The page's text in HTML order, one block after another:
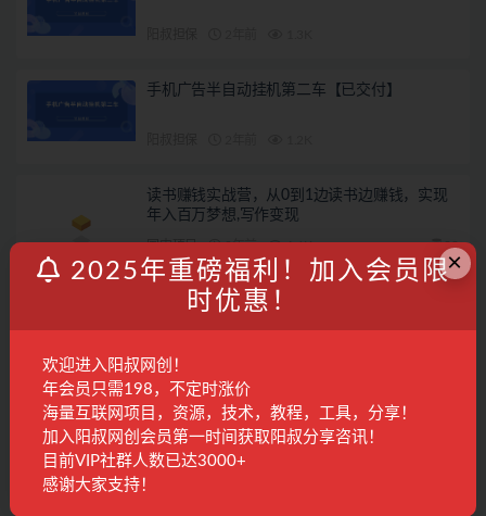
手机广告半自动挂机第二车【已交付】
读书赚钱实战营，从0到1边读书边赚钱，实现
年入百万梦想,写作变现
国内项目 2年前 1.6K 28
联系客服
×
2025年重磅福利！加入会员限
时优惠！
欢迎进入阳叔网创！
年会员只需198，不定时涨价
海量互联网项目，资源，技术，教程，工具，分享！
加入阳叔网创会员第一时间获取阳叔分享咨讯！
目前VIP社群人数已达3000+
感谢大家支持！